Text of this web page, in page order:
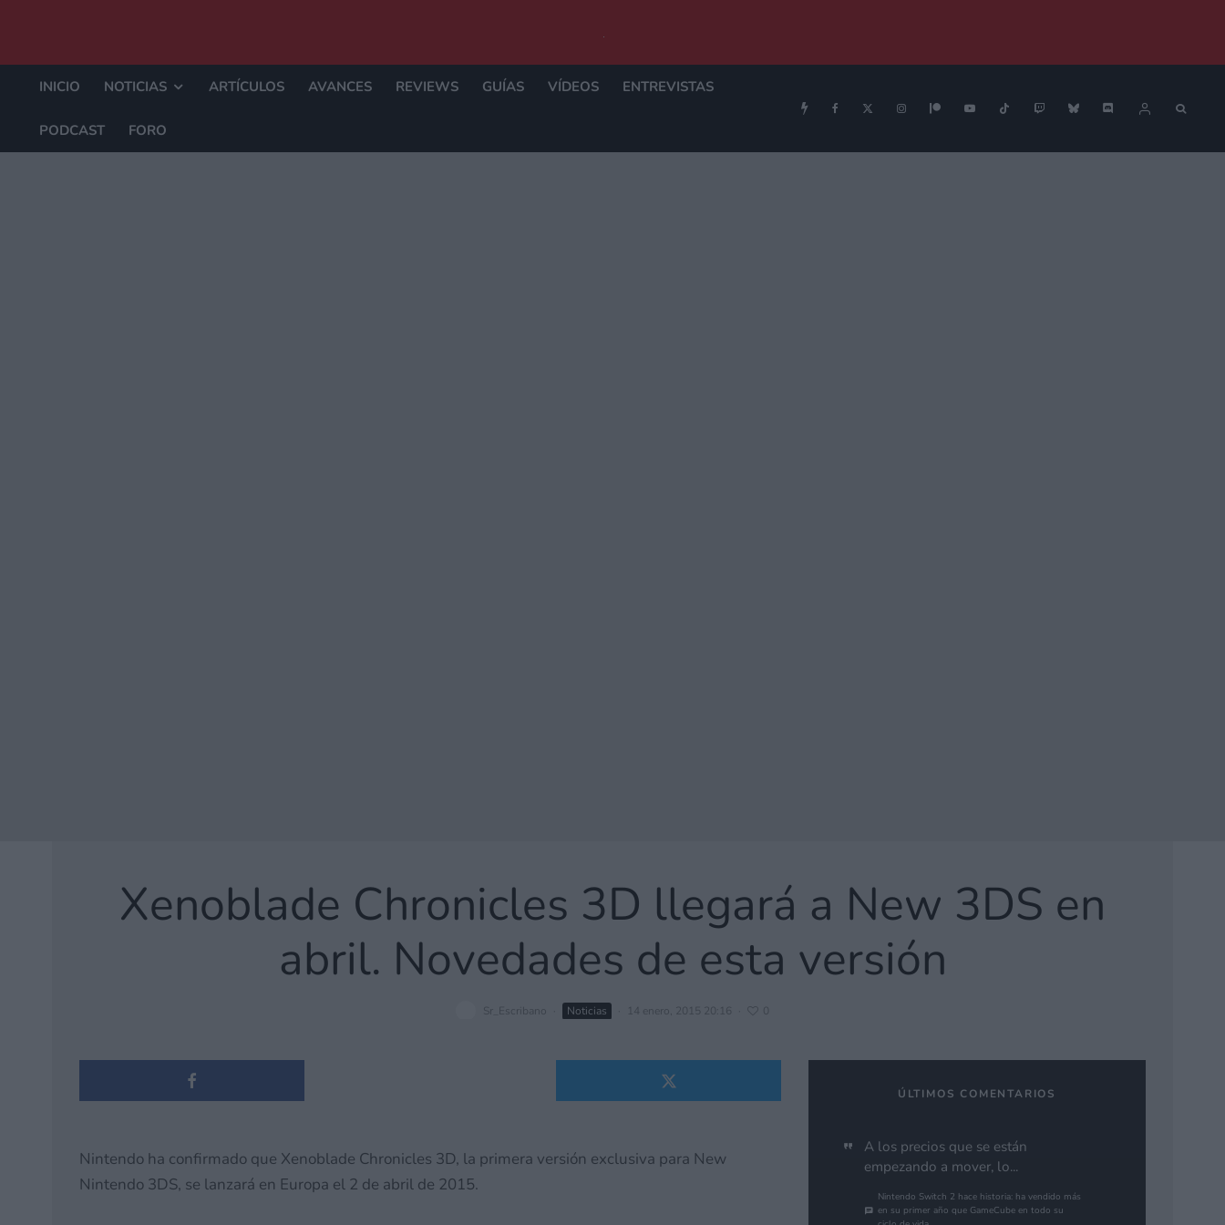
INICIO NOTICIAS ARTÍCULOS AVANCES REVIEWS GUÍAS VÍDEOS ENTREVISTAS
PODCAST FORO
Xenoblade Chronicles 3D llegará a New 3DS en
abril. Novedades de esta versión
Sr_Escribano Noticias 14 enero, 2015 20:16 0
Nintendo ha confirmado que Xenoblade Chronicles 3D, la primera versión exclusiva para New
Nintendo 3DS, se lanzará en Europa el 2 de abril de 2015.
ÚLTIMOS COMENTARIOS
A los precios que se están
empezando a mover, lo...
Nintendo Switch 2 hace historia: ha vendido más
en su primer año que GameCube en todo su